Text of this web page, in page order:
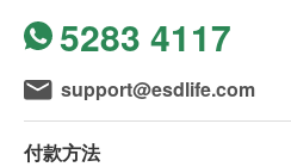
5283 4117
support@esdlife.com
付款方法